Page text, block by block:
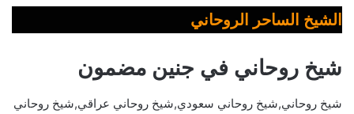
الشيخ الساحر الروحاني
شيخ روحاني في جنين مضمون
شيخ روحاني,شيخ روحاني سعودي,شيخ روحاني عراقي,شيخ روحاني